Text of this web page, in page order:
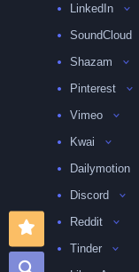
LinkedIn
SoundCloud
Shazam
Pinterest
Vimeo
Kwai
Dailymotion
Discord
Reddit
Tinder